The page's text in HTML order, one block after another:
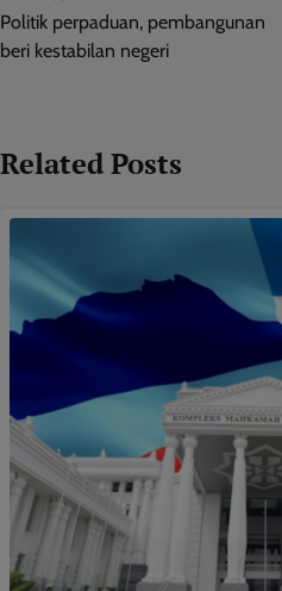
navigation
Politik perpaduan, pembangunan
beri kestabilan negeri
Related Posts